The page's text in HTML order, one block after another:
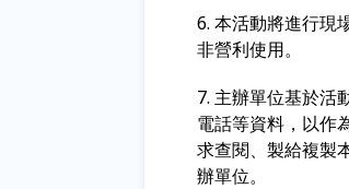
6. 本活動將進行現
非營利使用。
7. 主辦單位基於活
電話等資料，以作
求查閱、製給複製
辦單位。